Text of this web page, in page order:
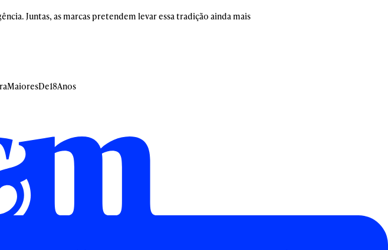
Juntas, as marcas pretendem levar essa tradição ainda mais